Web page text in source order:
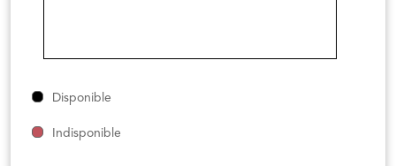
Disponible
Indisponible